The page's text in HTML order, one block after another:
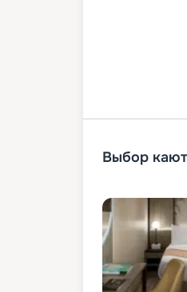
Выбор